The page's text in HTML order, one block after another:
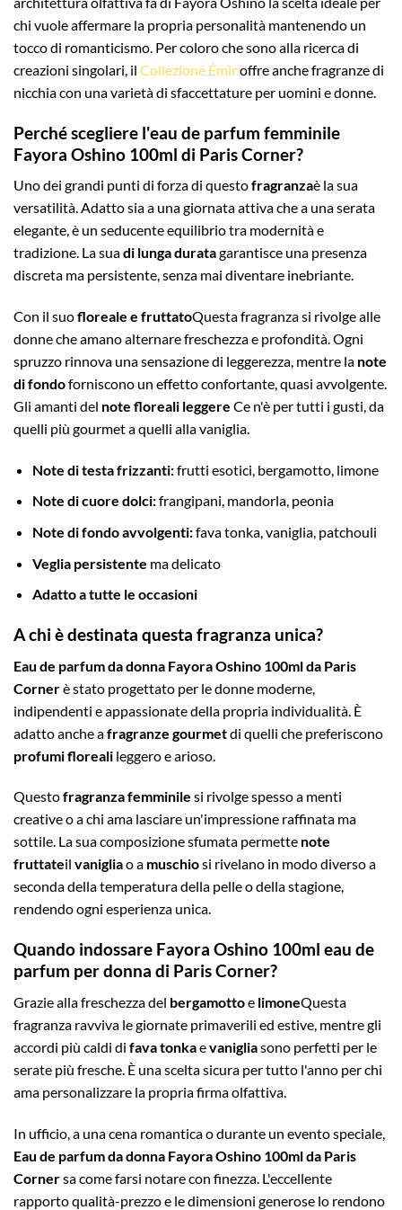
chi vuole affermare la propria personalità mantenendo un
tocco di romanticismo. Per coloro che sono alla ricerca di
creazioni singolari, il Collezione Émiroffre anche fragranze di
nicchia con una varietà di sfaccettature per uomini e donne.
Perché scegliere l'eau de parfum femminile
Fayora Oshino 100ml di Paris Corner?
Uno dei grandi punti di forza di questofragranzaè la sua
versatilità. Adatto sia a una giornata attiva che a una serata
elegante, è un seducente equilibrio tra modernità e
tradizione. La suadi lunga duratagarantisce una presenza
discreta ma persistente, senza mai diventare inebriante.
Con il suofloreale e fruttatoQuesta fragranza si rivolge alle
donne che amano alternare freschezza e profondità. Ogni
spruzzo rinnova una sensazione di leggerezza, mentre la note
di fondoforniscono un effetto confortante, quasi avvolgente.
Gli amanti del note floreali leggere Ce n'è per tutti i gusti, da
quelli più gourmet a quelli alla vaniglia.
Note di testa frizzanti:frutti esotici, bergamotto, limone
Note di cuore dolci:frangipani, mandorla, peonia
Note di fondo avvolgenti:fava tonka, vaniglia, patchouli
Veglia persistente ma delicato
Adatto a tutte le occasioni
A chi è destinata questa fragranza unica?
Eau de parfum da donna Fayora Oshino 100ml da Paris
Cornerè stato progettato per le donne moderne,
indipendenti e appassionate della propria individualità. È
adatto anche afragranze gourmetdi quelli che preferiscono
profumi floreali leggero e arioso.
Questofragranza femminile si rivolge spesso a menti
creative o a chi ama lasciare un'impressione raffinata ma
sottile. La sua composizione sfumata permette note
fruttateil vanigliao a muschiosi rivelano in modo diverso a
seconda della temperatura della pelle o della stagione,
rendendo ogni esperienza unica.
Quando indossare Fayora Oshino 100ml eau de
parfum per donna di Paris Corner?
Grazie alla freschezza del bergamottoe limoneQuesta
fragranza ravviva le giornate primaverili ed estive, mentre gli
accordi più caldi di fava tonkaevanigliasono perfetti per le
serate più fresche. È una scelta sicura per tutto l'anno per chi
ama personalizzare la propria firma olfattiva.
In ufficio, a una cena romantica o durante un evento speciale,
Eau de parfum da donna Fayora Oshino 100ml da Paris
Cornersa come farsi notare con finezza. L'eccellente
rapporto qualità-prezzo e le dimensioni generose lo rendono